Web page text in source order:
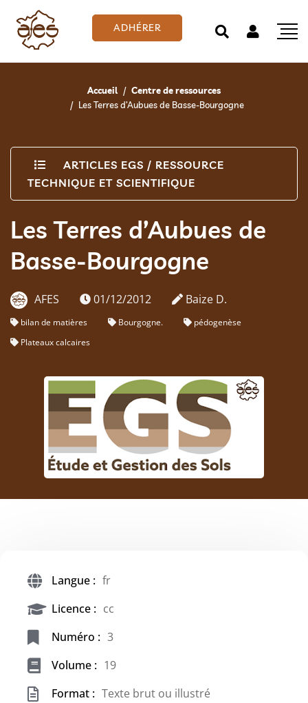
ADHÉRER
Accueil
Centre de ressources
Les Terres d’Aubues de Basse-Bourgogne
ARTICLES EGS / RESSOURCE
TECHNIQUE ET SCIENTIFIQUE
Les Terres d’Aubues de
Basse-Bourgogne
AFES 01/12/2012 Baize D.
bilan de matières Bourgogne.
pédogenèse
Plateaux calcaires
Langue : fr
Licence : cc
Numéro : 3
Volume : 19
Format : Texte brut ou illustré